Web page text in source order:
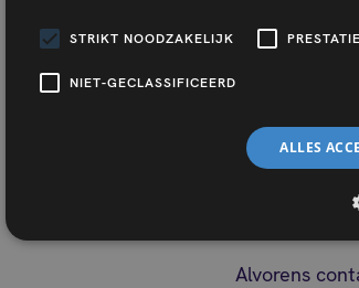
Het
maar er
Voor meer
klik hier om
Voor
Alvorens
STRIKT NOODZAKELIJK PRESTATIE
NIET-GECLASSIFICEERD
ALLES